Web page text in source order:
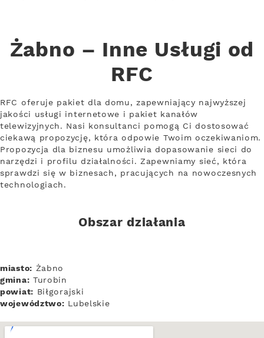
Żabno – Inne Usługi od
RFC
RFC oferuje pakiet dla domu, zapewniający najwyższej
jakości usługi internetowe i pakiet kanałów
telewizyjnych. Nasi konsultanci pomogą Ci dostosować
ciekawą propozycję, która odpowie Twoim oczekiwaniom.
Propozycja dla biznesu umożliwia dopasowanie sieci do
narzędzi i profilu działalności. Zapewniamy sieć, która
sprawdzi się w biznesach, pracujących na nowoczesnych
technologiach.
Obszar działania
miasto: Żabno
gmina: Turobin
powiat: Biłgorajski
województwo: Lubelskie